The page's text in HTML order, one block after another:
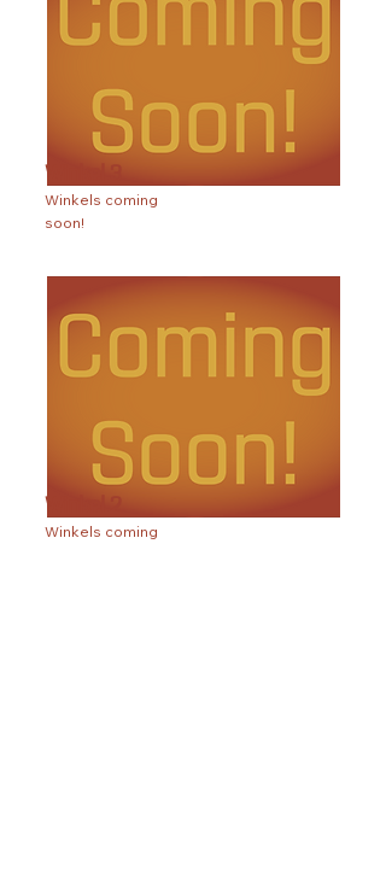
Winkel 3
Winkels coming
soon!
Winkel 2
Winkels coming